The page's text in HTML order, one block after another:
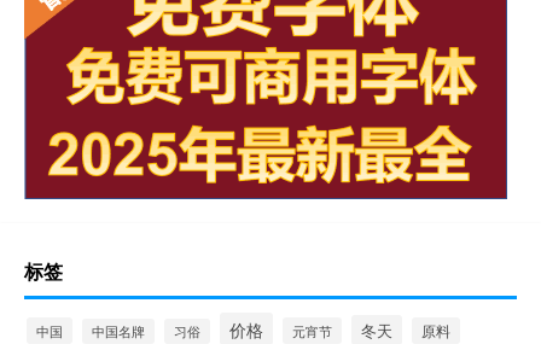
标签
中国 中国名牌 习俗 价格 元宵节 冬天 原料